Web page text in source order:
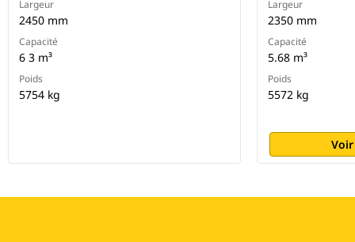
Largeur
2450 mm
Capacité
6 3 m³
Poids
5754 kg
Largeur
2350 mm
Capacité
5.68 m³
Poids
5572 kg